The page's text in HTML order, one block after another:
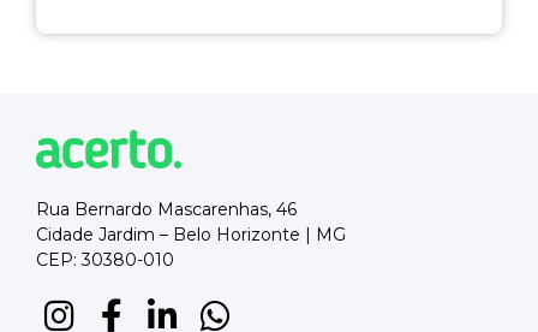
Rua Bernardo Mascarenhas, 46
Cidade Jardim – Belo Horizonte | MG
CEP: 30380-010